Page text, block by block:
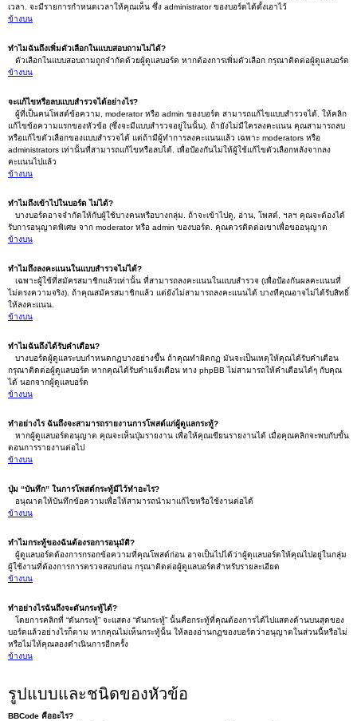
เวลา. จะมีรายการกำหนดเวลาให้คุณเห็น ซึ่ง administrator ของบอร์ดได้ตั้งเอาไว้
ข้างบน
ทำไมฉันถึงเพิ่มตัวเลือกในแบบสอบถามไม่ได้?
ตัวเลือกในแบบสอบถามถูกจำกัดด้วยผู้ดูแลบอร์ด หากต้องการเพิ่มตัวเลือก กรุณาติดต่อผู้ดูแลบอร์ด
ข้างบน
จะแก้ไขหรือลบแบบสำรวจได้อย่างไร?
ผู้ที่เป็นคนโพสต์ข้อความ, moderator หรือ admin ของบอร์ด สามารถแก้ไขแบบสำรวจได้. ให้คลิก
แก้ไขข้อความแรกของหัวข้อ (ซึ่งจะมีแบบสำรวจอยู่ในนั้น). ถ้ายังไม่มีใครลงคะแนน คุณสามารถลบ
หรือแก้ไขตัวเลือกของแบบสำรวจได้ แต่ถ้ามีผู้ทำการลงคะแนนแล้ว เฉพาะ moderators หรือ
administrators เท่านั้นที่สามารถแก้ไขหรือลบได้. เพื่อป้องกันไม่ให้ผู้ใช้แก้ไขตัวเลือกหลังจากลง
คะแนนไปแล้ว
ข้างบน
ทำไมถึงเข้าไปในบอร์ด ไม่ได้?
บางบอร์ดอาจจำกัดให้กับผู้ใช้บางคนหรือบางกลุ่ม. ถ้าจะเข้าไปดู, อ่าน, โพสต์, ฯลฯ คุณจะต้องได้
รับการอนุญาตพิเศษ จาก moderator หรือ admin ของบอร์ด. คุณควรติดต่อเขาเพื่อขออนุญาต
ข้างบน
ทำไมถึงลงคะแนนในแบบสำรวจไม่ได้?
เฉพาะผู้ใช้ที่สมัครสมาชิกแล้วเท่านั้น ที่สามารถลงคะแนนในแบบสำรวจ (เพื่อป้องกันผลคะแนนที่
ไม่ตรงความจริง). ถ้าคุณสมัครสมาชิกแล้ว แต่ยังไม่สามารถลงคะแนนได้ บางทีคุณอาจไม่ได้รับสิทธิ์
ให้ลงคะแนน.
ข้างบน
ทำไมฉันถึงได้รับคำเตือน?
บางบอร์ดผู้ดูแลระบบกำหนดกฏบางอย่างขึ้น ถ้าคุณทำผิดกฏ มันจะเป็นเหตุให้คุณได้รับคำเตือน
กรุณาติดต่อผู้ดูแลบอร์ด หากคุณได้รับคำแจ้งเตือน ทาง phpBB ไม่สามารถให้คำเตือนได้ๆ กับคุณ
ได้ นอกจากผู้ดูแลบอร์ด
ข้างบน
ทำอย่างไร ฉันถึงจะสามารถรายงานการโพสต์แก่ผู้ดูแลกระทู้?
หากผู้ดูแลบอร์ดอนุญาต คุณจะเห็นปุ่มรายงาน เพื่อให้คุณเขียนรายงานได้ เมื่อคุณคลิกจะพบกับขั้น
ตอนการรายงานต่อไป
ข้างบน
ปุ่ม “บันทึก” ในการโพสต์กระทู้มีไว้ทำอะไร?
อนุณาตให้บันทึกข้อความเพื่อให้สามารถนำมาแก้ไขหรือใช้งานต่อได้
ข้างบน
ทำไมกระทู้ของฉันต้องรอการอนุมัติ?
ผู้ดูแลบอร์ดต้องการกรอกข้อความที่คุณโพสต์ก่อน อาจเป็นไปได้ว่าผู้ดุแลบอร์ดให้คุณไปอยู่ในกลุ่ม
ผู้ใช้งานที่ต้องการการตรวจสอบก่อน กรุณาติดต่อผู้ดูแลบอร์ดสำหรับรายละเอียด
ข้างบน
ทำอย่างไรฉันถึงจะดันกระทู้ได้?
โดยการคลิกที่ “ดันกระทู้” จะแสดง “ดันกระทู้” นั้นคือกระทู้ที่คุณต้องการได้ไปแสดงด้านบนสุดของ
บอร์ดแล้วอย่างไรก็ตาม หากคุณไม่เห็นกระทู้นั้น ให้ลองอ่านกฏของบอร์ดว่าอนุญาตในส่วนนี้หรือไม่
หรือไม่ให้คุณลองดำเนินการอีกครั้ง
ข้างบน
รูปแบบและชนิดของหัวข้อ
BBCode คืออะไร?